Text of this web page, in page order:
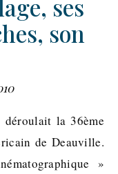
ses
son
de Deauville.
»